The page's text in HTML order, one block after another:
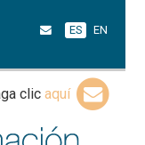
ES EN
clic aquí